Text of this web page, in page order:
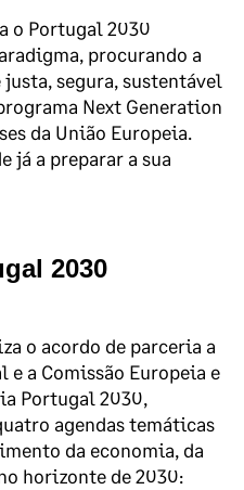
o Portugal 2030
procurando a
segura, sustentável
Next Generation
da União Europeia.
já a preparar a sua
2030
o acordo de parceria a
a Comissão Europeia e
Portugal 2030,
agendas temáticas
da economia, da
horizonte de 2030: